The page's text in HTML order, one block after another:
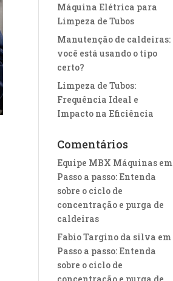
Máquina Elétrica para
Limpeza de Tubos
Manutenção de caldeiras:
você está usando o tipo
certo?
Limpeza de Tubos:
Frequência Ideal e
Impacto na Eficiência
Comentários
Equipe MBX Máquinas em
Passo a passo: Entenda
sobre o ciclo de
concentração e purga de
caldeiras
Fabio Targino da silva em
Passo a passo: Entenda
sobre o ciclo de